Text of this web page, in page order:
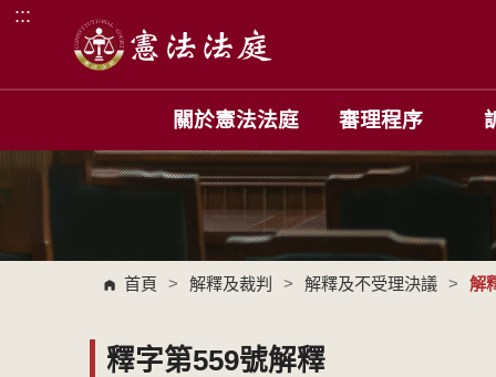
跳到主要內容區塊
:::
關於憲法法庭 審理程序
首頁 > 解釋及裁判 > 解釋及不受理決議 > 解
釋字第559號解釋